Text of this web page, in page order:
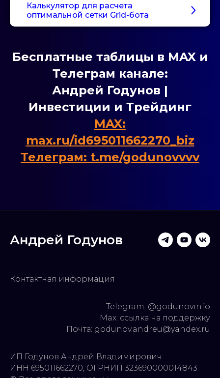
Калькулятор для расчета
оптимальной сетки Grid-бота
Бесплатные таблицы в MAX и
Телеграм канале:
Андрей Годунов |
Инвестиции и Трейдинг
MAX:
max.ru/id695011662270_biz
Телеграм: t.me/godunovvvv
Андрей Годунов
Контактная информация
Telegram: @godunovinfo
Max: ссылка на поддержку
Почта: godunov.andreu@yandex.ru
ИП Годунов Андрей Владимирович
ИНН 695011662270, ОГРНИП 323690000014843